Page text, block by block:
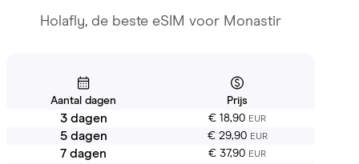
Holafly, de beste eSIM voor Monastir
Aantal dagen Prijs
3 dagen € 18,90 EUR
5 dagen € 29,90 EUR
7 dagen € 37,90 EUR